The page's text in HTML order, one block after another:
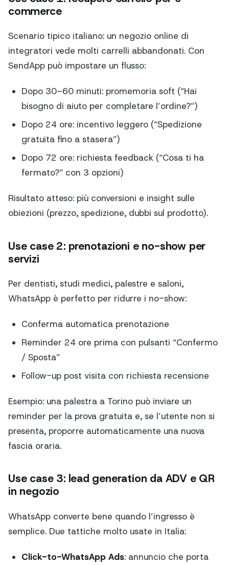
commerce
Scenario tipico italiano: un negozio online di
integratori vede molti carrelli abbandonati. Con
SendApp può impostare un flusso:
Dopo 30–60 minuti: promemoria soft (“Hai
bisogno di aiuto per completare l’ordine?”)
Dopo 24 ore: incentivo leggero (“Spedizione
gratuita fino a stasera”)
Dopo 72 ore: richiesta feedback (“Cosa ti ha
fermato?” con 3 opzioni)
Risultato atteso: più conversioni e insight sulle
obiezioni (prezzo, spedizione, dubbi sul prodotto).
Use case 2: prenotazioni e no-show per
servizi
Per dentisti, studi medici, palestre e saloni,
WhatsApp è perfetto per ridurre i no-show:
Conferma automatica prenotazione
Reminder 24 ore prima con pulsanti “Confermo
/ Sposta”
Follow-up post visita con richiesta recensione
Esempio: una palestra a Torino può inviare un
reminder per la prova gratuita e, se l’utente non si
presenta, proporre automaticamente una nuova
fascia oraria.
Use case 3: lead generation da ADV e QR
in negozio
WhatsApp converte bene quando l’ingresso è
semplice. Due tattiche molto usate in Italia:
Click-to-WhatsApp Ads: annuncio che porta